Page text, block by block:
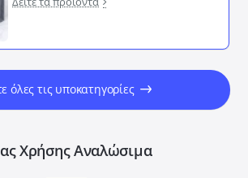
όλες τις υποκατηγορίες
Χρήσης Αναλώσιμα